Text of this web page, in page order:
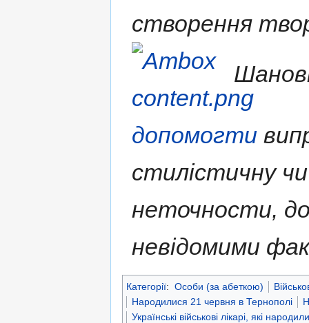
створення
допомогти
стилістичну
неточности,
невідомими
Категорії: Особи (за абеткою)
Народилися 21 червня в Тернополі
Українські військові лікарі, які